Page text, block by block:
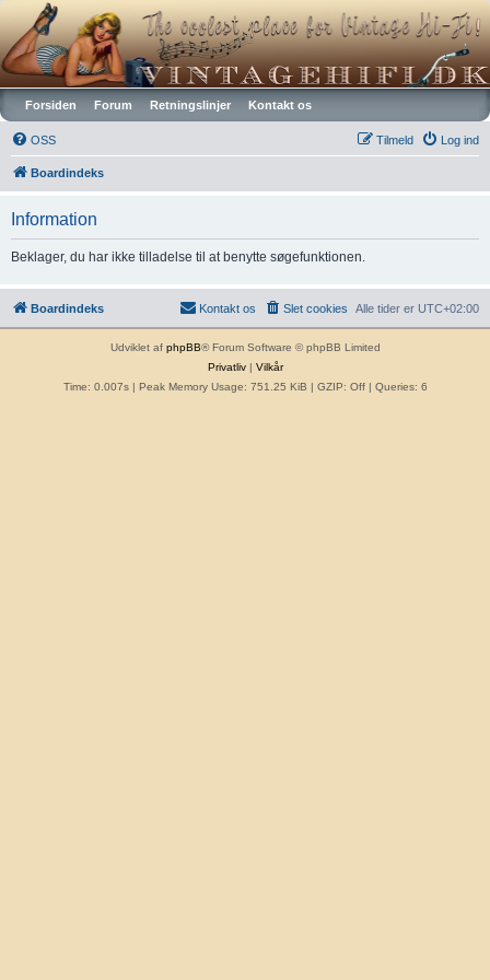
Vintagehifi.dk
Forsiden Forum Retningslinjer Kontakt os
OSS Log ind
Tilmeld
Boardindeks
Information
Beklager, du har ikke tilladelse til at benytte søgefunktionen.
Boardindeks Alle tider er UTC+02:00
Slet cookies
Kontakt os
Udviklet af phpBB® Forum Software © phpBB Limited
Privatliv| Vilkår
Time: 0.007s| Peak Memory Usage: 751.25 KiB | GZIP: Off | Queries: 6